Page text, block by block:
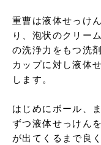
重曹は液体せっけ
り、泡状のクリー
の洗浄力をもつ洗
カップに対し液体
します。
はじめにボール、
ずつ液体せっけん
が出てくるまで良